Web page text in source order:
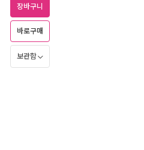
장바구니
바로구매
보관함